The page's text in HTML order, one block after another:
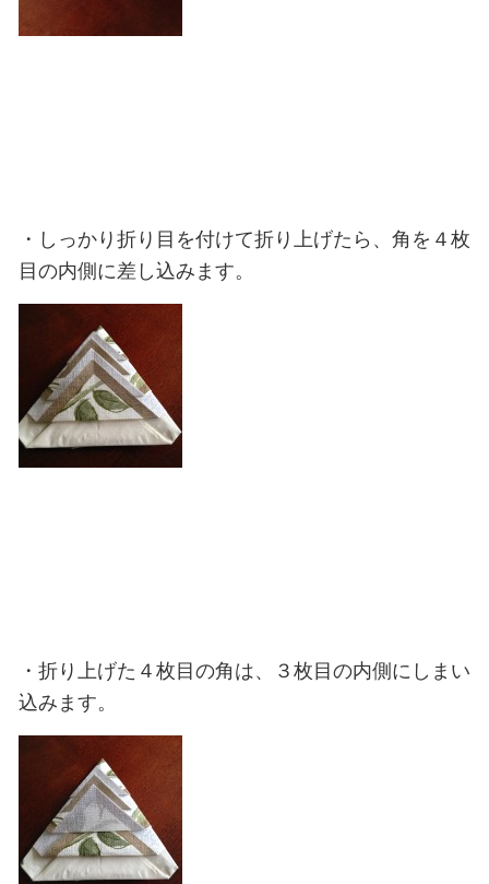
・しっかり折り目を付けて折り上げたら、角を４枚
目の内側に差し込みます。
・折り上げた４枚目の角は、３枚目の内側にしまい
込みます。